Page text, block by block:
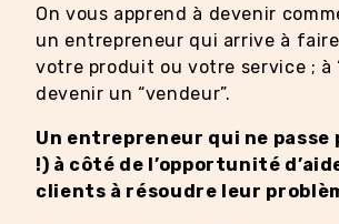
On vous apprend à devenir
un entrepreneur qui arrive à
votre produit ou votre service ; à
devenir un “vendeur”.
Un entrepreneur qui ne passe
!) à côté de l’opportunité
clients à résoudre leur